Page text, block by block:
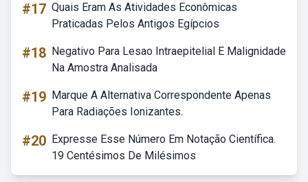
#17 Quais Eram As Atividades Econômicas
Praticadas Pelos Antigos Egípcios
#18 Negativo Para Lesao Intraepitelial E Malignidade
Na Amostra Analisada
#19 Marque A Alternativa Correspondente Apenas
Para Radiações Ionizantes.
#20 Expresse Esse Número Em Notação Científica.
19 Centésimos De Milésimos